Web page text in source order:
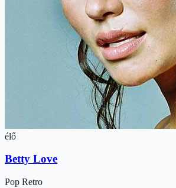
élő
Betty Love
Pop Retro